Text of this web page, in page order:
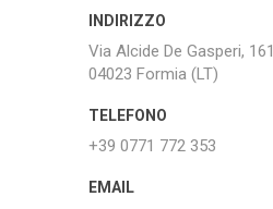
INDIRIZZO
Via Alcide De Gasperi, 161
04023 Formia (LT)
TELEFONO
+39 0771 772 353
EMAIL